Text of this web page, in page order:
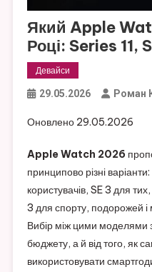
Який Apple
Році: Series 11,
Девайси
29.05.2026 Роман
Оновлено 29.05.2026
Apple Watch 2026
принципово різні
користувачів, SE 3 для
3 для спорту, подорожей
Вибір між цими моделями
бюджету, а й від того, як
використовувати